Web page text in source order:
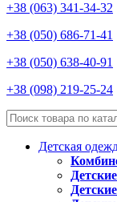
+38 (063) 341-34-32
+38 (050) 686-71-41
+38 (050) 638-40-91
+38 (098) 219-25-24
Детская